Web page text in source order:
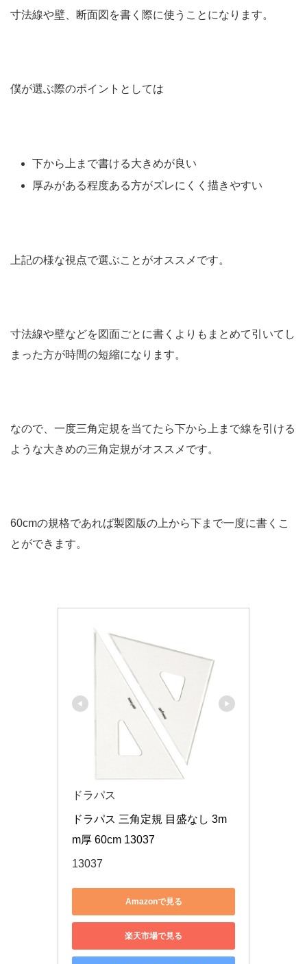
寸法線や壁、断面図を書く際に使うことになります。
僕が選ぶ際のポイントとしては
下から上まで書ける大きめが良い
厚みがある程度ある方がズレにくく描きやすい
上記の様な視点で選ぶことがオススメです。
寸法線や壁などを図面ごとに書くよりもまとめて引いてし
まった方が時間の短縮になります。
なので、一度三角定規を当てたら下から上まで線を引ける
ような大きめの三角定規がオススメです。
60cmの規格であれば製図版の上から下まで一度に書くこ
とができます。
ドラパス
ドラパス 三角定規 目盛なし 3m
m厚 60cm 13037
13037
Amazonで見る
楽天市場で見る